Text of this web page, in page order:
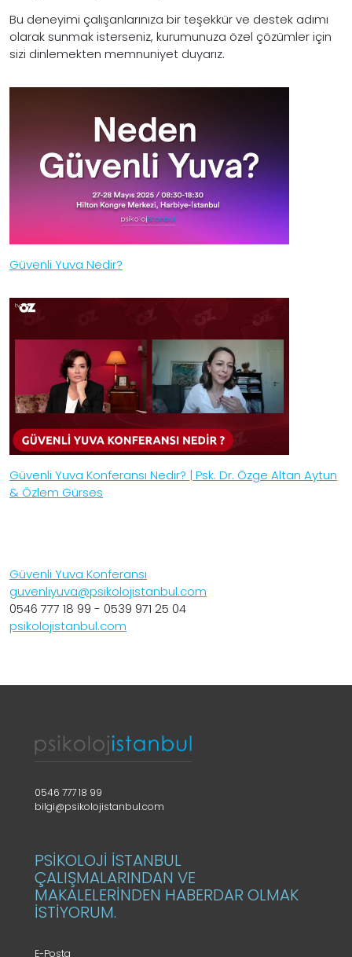
Bu deneyimi çalışanlarınıza bir teşekkür ve destek adımı
olarak sunmak isterseniz, kurumunuza özel çözümler için
sizi dinlemekten memnuniyet duyarız.
Güvenli Yuva Nedir?
Güvenli Yuva Konferansı Nedir? | Psk. Dr. Özge Altan Aytun
& Özlem Gürses
Güvenli Yuva Konferansı
guvenliyuva@psikolojistanbul.com
0546 777 18 99 - 0539 971 25 04
psikolojistanbul.com
0546 777 18 99
bilgi@psikolojistanbul.com
PSİKOLOJİ İSTANBUL
ÇALIŞMALARINDAN VE
MAKALELERİNDEN HABERDAR OLMAK
İSTİYORUM.
E-Posta